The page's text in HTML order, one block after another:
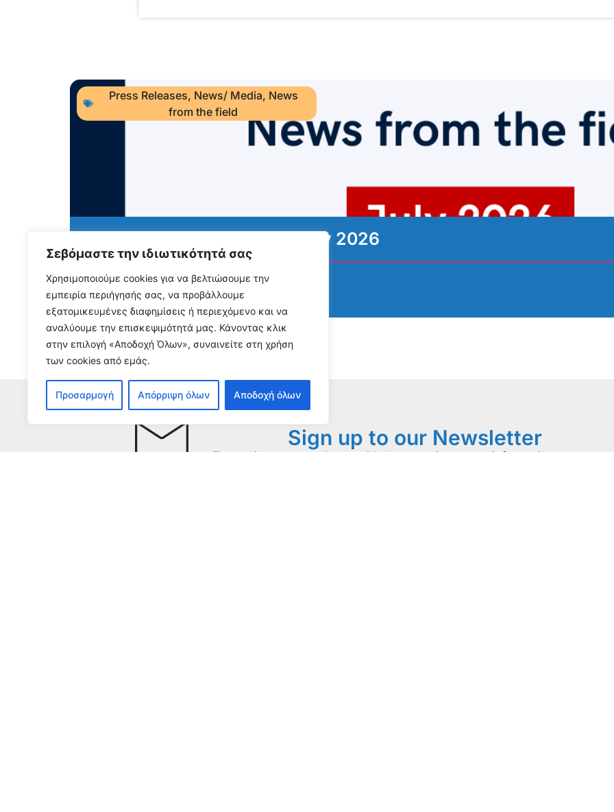
Σεβόμαστε την ιδιωτικότητά σας
Χρησιμοποιούμε cookies για να βελτιώσουμε την
εμπειρία περιήγησής σας, να προβάλλουμε
εξατομικευμένες διαφημίσεις ή περιεχόμενο και να
αναλύουμε την επισκεψιμότητά μας. Κάνοντας κλικ
στην επιλογή «Αποδοχή Όλων», συναινείτε στη χρήση
των cookies από εμάς.
Προσαρμογή Απόρριψη όλων Αποδοχή όλων
Press Releases, News/ Media, News
from the field
NEWS FROM THE FIELD - July 2026
August 3, 2026
Διαβάστε περισσότερα...
Sign up to our Newsletter
To receive our newsletter with the most important information, news,